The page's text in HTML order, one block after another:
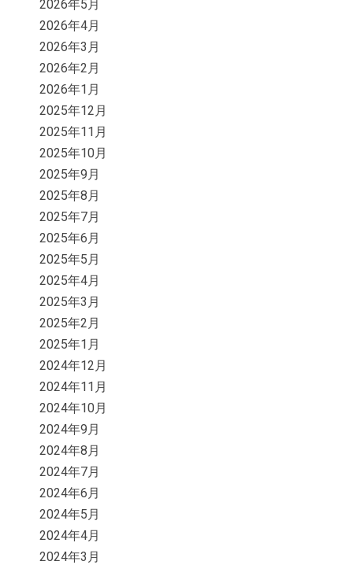
2026年5月
2026年4月
2026年3月
2026年2月
2026年1月
2025年12月
2025年11月
2025年10月
2025年9月
2025年8月
2025年7月
2025年6月
2025年5月
2025年4月
2025年3月
2025年2月
2025年1月
2024年12月
2024年11月
2024年10月
2024年9月
2024年8月
2024年7月
2024年6月
2024年5月
2024年4月
2024年3月